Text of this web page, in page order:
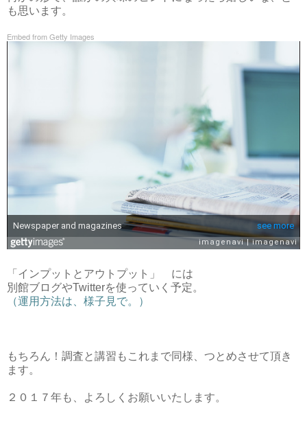
も思います。
Embed from Getty Images
「インプットとアウトプット」 には
別館ブログやTwitterを使っていく予定。
（運用方法は、様子見で。）
もちろん！調査と講習もこれまで同様、つとめさせて頂き
ます。
２０１７年も、よろしくお願いいたします。